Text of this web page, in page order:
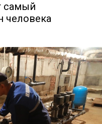
самый
человека